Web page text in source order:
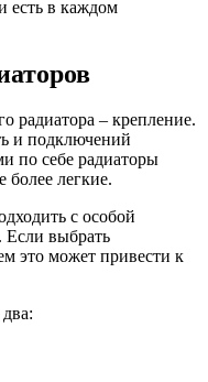
есть в каждом
радиатора – крепление.
и подключений
по себе радиаторы
легкие.
с особой
Если выбрать
это может привести к